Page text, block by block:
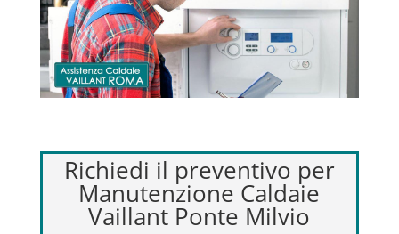
Richiedi il preventivo per
Manutenzione Caldaie
Vaillant Ponte Milvio